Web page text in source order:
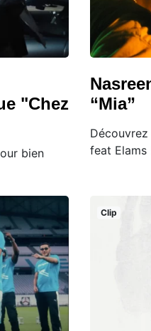
"Chez
bien
“Mia”
Découvrez
feat Elams
Clip